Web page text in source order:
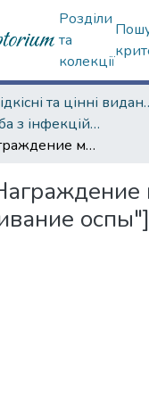
Розділи
та
колекції
9.
<B>Боротьба з інфекційними хворобами</B>
Бахмут [Награждение медалью "За прививание оспы"]
оспы"]